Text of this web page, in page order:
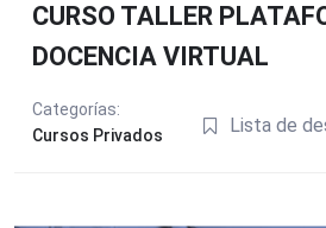
CURSO TALLER
DOCENCIA VIRTUAL
Categorías:
Cursos Privados
Lista de